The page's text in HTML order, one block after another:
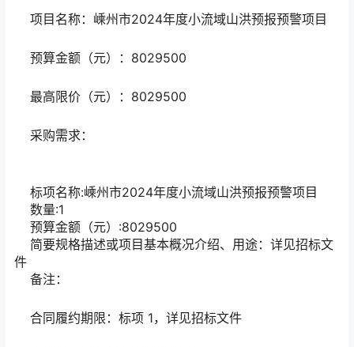
项目名称：嵊州市2024年度小流域山洪预报预警项目
预算金额（元）：8029500
最高限价（元）：8029500
采购需求：
标项名称:嵊州市2024年度小流域山洪预报预警项目
数量:1
预算金额（元）:8029500
简要规格描述或项目基本概况介绍、用途：详见招标文
件
备注：
合同履约期限：标项 1，详见招标文件